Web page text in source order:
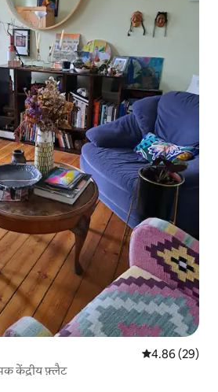
औसत रेटिंग 5 में
4.86 (29)
केंद्रीय फ़्लैट